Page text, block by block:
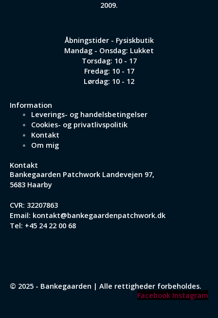
2009.
Åbningstider - Fysiskbutik
Mandag - Onsdag: Lukket
Torsdag: 10 - 17
Fredag: 10 - 17
Lørdag: 10 - 12
Information
Leverings- og handelsbetingelser
Cookies- og privatlivspolitik
Kontakt
Om mig
Kontakt
Bankegaarden Patchwork Landevejen 97,
5683 Haarby
CVR: 32207863
Email: kontakt@bankegaardenpatchwork.dk
Tel: +45 24 22 00 68
© 2025 - Bankegaarden | Alle rettigheder forbeholdes.
Facebook Instagram